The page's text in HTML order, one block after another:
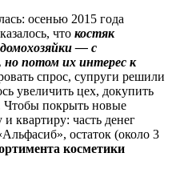
осенью 2015 года
что костяк
— с
но потом их интерес к
спрос, супруги решили
увеличить цех, докупить
Чтобы покрыть новые
квартиру: часть денег
остаток (около 3
косметики